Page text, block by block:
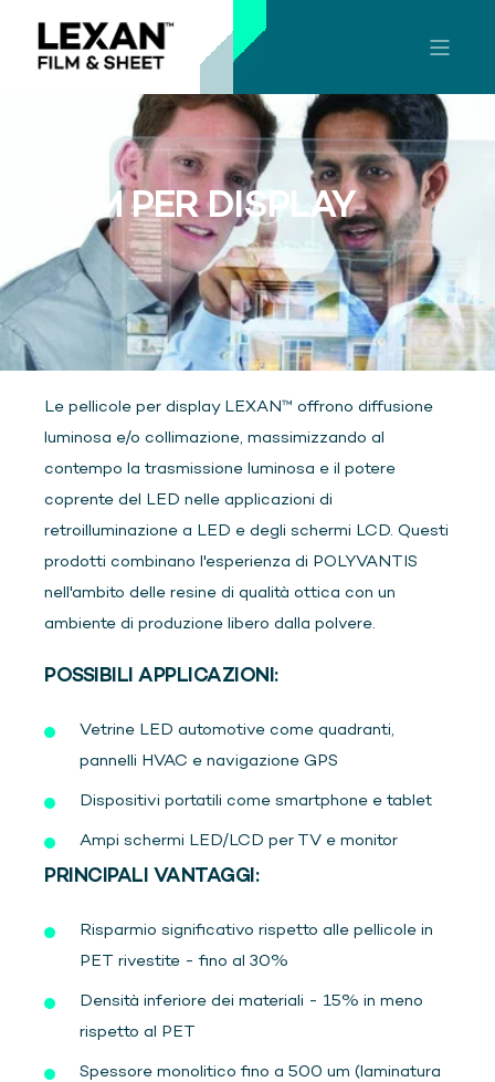
FILM PER DISPLAY
Le pellicole per display LEXAN™ offrono diffusione
luminosa e/o collimazione, massimizzando al
contempo la trasmissione luminosa e il potere
coprente del LED nelle applicazioni di
retroilluminazione a LED e degli schermi LCD. Questi
prodotti combinano l'esperienza di POLYVANTIS
nell'ambito delle resine di qualità ottica con un
ambiente di produzione libero dalla polvere.
POSSIBILI APPLICAZIONI:
Vetrine LED automotive come quadranti,
pannelli HVAC e navigazione GPS
Dispositivi portatili come smartphone e tablet
Ampi schermi LED/LCD per TV e monitor
PRINCIPALI VANTAGGI:
Risparmio significativo rispetto alle pellicole in
PET rivestite - fino al 30%
Densità inferiore dei materiali - 15% in meno
rispetto al PET
Spessore monolitico fino a 500 um (laminatura